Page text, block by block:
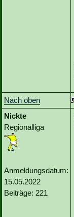
Nach oben
Nickte
Regionalliga
Anmeldungsdatum:
15.05.2022
Beiträge: 221